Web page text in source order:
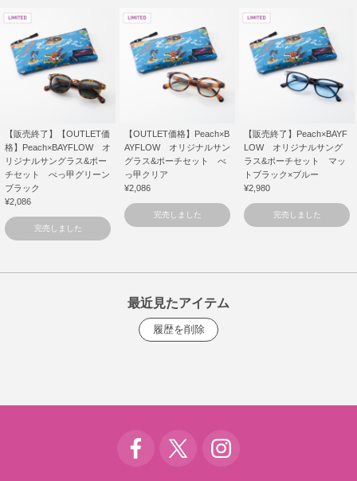
【販売終了】【OUTLET価
格】Peach×BAYFLOW オ
リジナルサングラス&ポー
チセット べっ甲グリーン
ブラック
¥2,086
完売しました
【OUTLET価格】Peach×B
AYFLOW オリジナルサン
グラス&ポーチセット べ
っ甲クリア
¥2,086
完売しました
【販売終了】Peach×BAYF
LOW オリジナルサング
ラス&ポーチセット マッ
トブラック×ブルー
¥2,980
完売しました
最近見たアイテム